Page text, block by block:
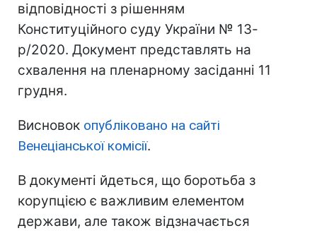
відповідності з рішенням
Конституційного суду України № 13-
р/2020. Документ представлять на
схвалення на пленарному засіданні 11
грудня.
Висновок опубліковано на сайті
Венеціанської комісії.
В документі йдеться, що боротьба з
корупцією є важливим елементом
держави, але також відзначається